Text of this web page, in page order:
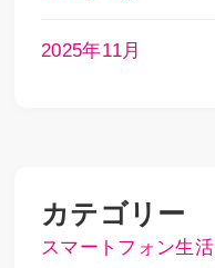
2025年11月
カテゴリー
スマートフォン生活